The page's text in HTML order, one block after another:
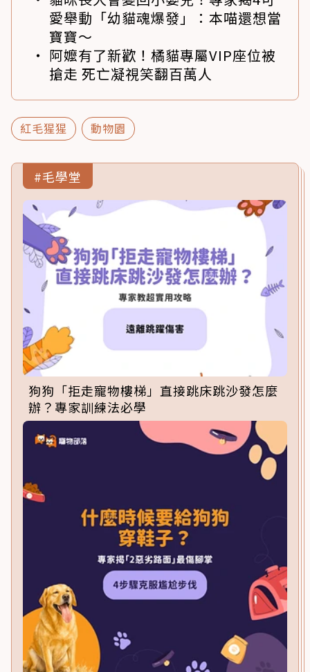
愛舉動「幼貓魂爆發」：本喵還想當
寶寶～
阿嬤有了新歡！橘貓專屬VIP座位被
搶走 死亡凝視笑翻百萬人
紅毛猩猩 動物園
#毛學堂
狗狗「拒走寵物樓梯」直接跳床跳沙發怎麼
辦？專家訓練法必學